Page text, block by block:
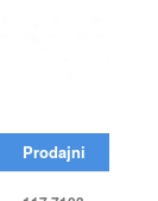
Prodajni